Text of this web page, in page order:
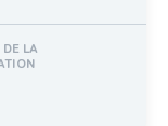
DE LA